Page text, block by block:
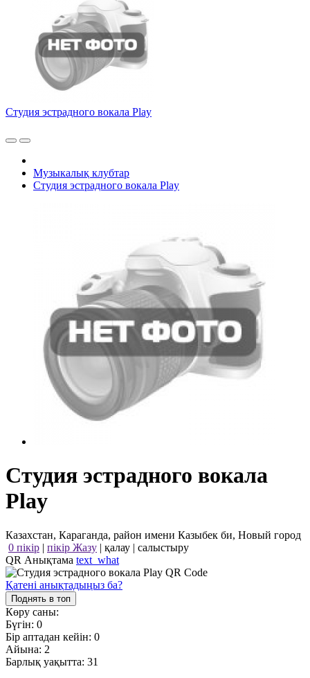
Студия эстрадного вокала Play
Музыкалық клубтар
Студия эстрадного вокала Play
Студия эстрадного вокала
Play
Казахстан, Караганда, район имени Казыбек би, Новый город
0 пікір | пікір Жазу | қалау | салыстыру
QR Анықтама text_what
Қатені анықтадыңыз ба?
Поднять в топ
Көру саны:
Бүгін: 0
Бір аптадан кейін: 0
Айына: 2
Барлық уақытта: 31